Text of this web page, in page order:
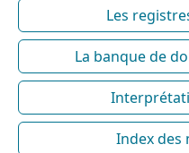
Les
La banque de
Index des